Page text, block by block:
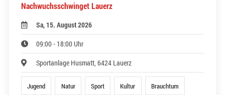
Nachwuchsschwinget Lauerz
Sa, 15. August 2026
09:00 - 18:00 Uhr
Sportanlage Husmatt, 6424 Lauerz
Jugend Natur Sport Kultur Brauchtum